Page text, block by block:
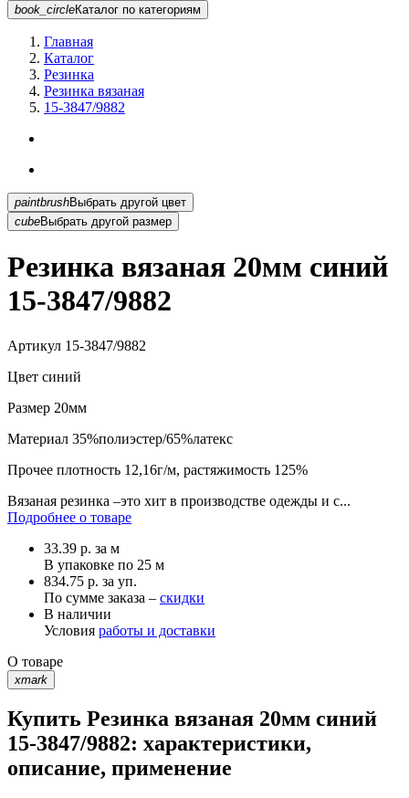
book_circleКаталог по категориям
Главная
Каталог
Резинка
Резинка вязаная
15-3847/9882
paintbrush
Выбрать другой цвет
cubeВыбрать другой размер
Резинка вязаная 20мм синий
15-3847/9882
Артикул 15-3847/9882
Цвет синий
Размер 20мм
Материал 35%полиэстер/65%латекс
Прочее плотность 12,16г/м, растяжимость 125%
Вязаная резинка –это хит в производстве одежды и с...
Подробнее о товаре
33.39 р. за м
В упаковке по 25 м
834.75 р. за уп.
По сумме заказа – скидки
В наличии
Условия работы и доставки
О товаре
xmark
Купить Резинка вязаная 20мм синий
15-3847/9882: характеристики,
описание, применение